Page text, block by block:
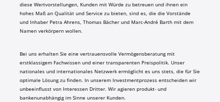
diese Wertvorstellungen, Kunden mit Würde zu betreuen und ihnen ein
hohes Maß an Qualität und Service zu bieten, sind es, die die Vorstände
und Inhaber Petra Ahrens, Thomas Bächer und Marc-André Barth mit dem
Namen verkörpern wollen.
Bei uns erhalten Sie eine vertrauensvolle Vermögensberatung mit
erstklassigem Fachwissen und einer transparenten Preispolitik. Unser
nationales und internationales Netzwerk ermöglicht es uns stets, die für Sie
optimale Lösung zu finden. In unserem Investmentprozess entscheiden wir
unbeeinflusst von Interessen Dritter. Wir agieren produkt- und
bankenunabhängig im Sinne unserer Kunden.